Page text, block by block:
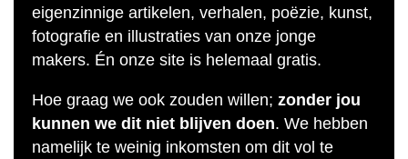
eigenzinnige artikelen, verhalen, poëzie, kunst,
fotografie en illustraties van onze jonge
makers. Én onze site is helemaal gratis.
Hoe graag we ook zouden willen; zonder jou
kunnen we dit niet blijven doen. We hebben
namelijk te weinig inkomsten om dit vol te